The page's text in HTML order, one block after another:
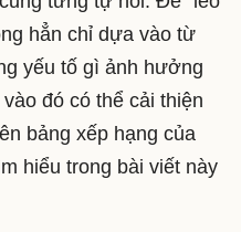
hẳn chỉ dựa vào từ
yếu tố gì ảnh hưởng
đó có thể cải thiện
bảng xếp hạng của
hiểu trong bài viết này